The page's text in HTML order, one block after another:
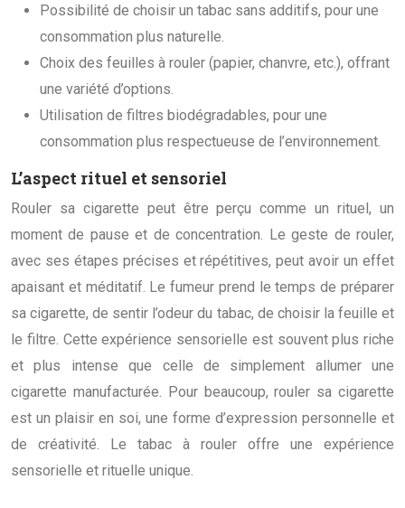
Possibilité de choisir un tabac sans additifs, pour une
consommation plus naturelle.
Choix des feuilles à rouler (papier, chanvre, etc.), offrant
une variété d’options.
Utilisation de filtres biodégradables, pour une
consommation plus respectueuse de l’environnement.
L’aspect rituel et sensoriel
Rouler sa cigarette peut être perçu comme un rituel, un
moment de pause et de concentration. Le geste de rouler,
avec ses étapes précises et répétitives, peut avoir un effet
apaisant et méditatif. Le fumeur prend le temps de préparer
sa cigarette, de sentir l’odeur du tabac, de choisir la feuille et
le filtre. Cette expérience sensorielle est souvent plus riche
et plus intense que celle de simplement allumer une
cigarette manufacturée. Pour beaucoup, rouler sa cigarette
est un plaisir en soi, une forme d’expression personnelle et
de créativité. Le tabac à rouler offre une expérience
sensorielle et rituelle unique.